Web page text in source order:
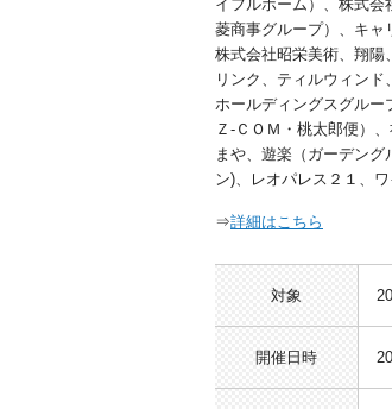
イフルホーム）、株式
菱商事グループ）、キャ
株式会社昭栄美術、翔陽
リンク、ティルウィン
ホールディングスグルー
Ｚ-ＣＯＭ・桃太郎便）
まや、遊楽（ガーデン
ン)、レオパレス２１
⇒詳細はこちら
対象
開催日時